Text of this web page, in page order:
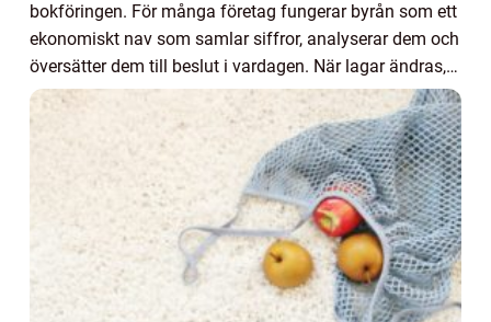
bokföringen. För många företag fungerar byrån som ett
ekonomiskt nav som samlar siffror, analyserar dem och
översätter dem till beslut i vardagen. När lagar ändras,
lönsamheten svajar eller en invester...